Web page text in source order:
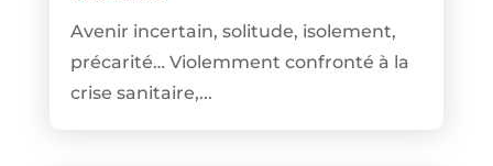
Avenir incertain, solitude, isolement,
précarité… Violemment confronté à la
crise sanitaire,...